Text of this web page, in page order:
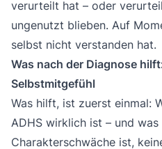
verurteilt hat – oder
ungenutzt blieben. Auf
selbst nicht verstanden hat.
Was nach der Diagnose
Selbstmitgefühl
Was hilft, ist zuerst einmal:
ADHS wirklich ist – und
Charakterschwäche ist,